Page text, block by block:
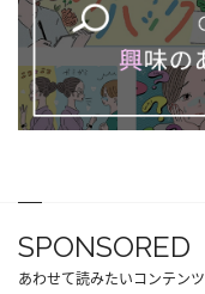
SPONSORED
あわせて読みたいコンテンツ